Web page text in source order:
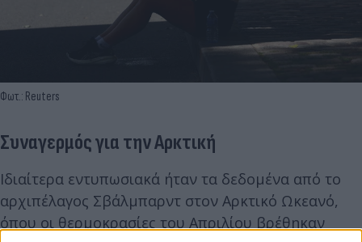
Φωτ.: Reuters
Συναγερμός για την Αρκτική
Ιδιαίτερα εντυπωσιακά ήταν τα δεδομένα από το
αρχιπέλαγος Σβάλμπαρντ στον Αρκτικό Ωκεανό,
όπου οι θερμοκρασίες του Απριλίου βρέθηκαν